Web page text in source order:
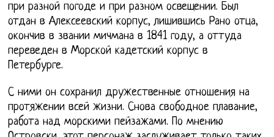
при разной погоде и при разном освещении. Был
отдан в Алексеевский корпус, лишившись Рано отца,
окончив в звании мичмана в 1841 году, а оттуда
переведен в Морской кадетский корпус в
Петербурге.
С ними он сохранил дружественные отношения на
протяжении всей жизни. Снова свободное плавание,
работа над морскими пейзажами. По мнению